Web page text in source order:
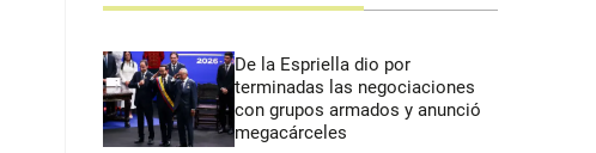
De la Espriella dio por
terminadas las negociaciones
con grupos armados y anunció
megacárceles